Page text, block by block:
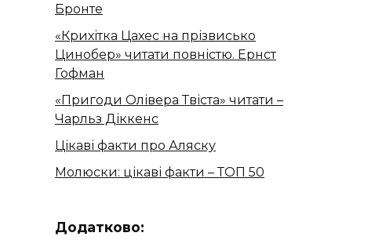
Бронте
«Крихітка Цахес на прізвисько
Цинобер» читати повністю. Ернст
Гофман
«Пригоди Олівера Твіста» читати –
Чарльз Діккенс
Цікаві факти про Аляску
Молюски: цікаві факти – ТОП 50
Додатково: